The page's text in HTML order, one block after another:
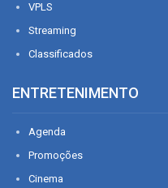
VPLS
Streaming
Classificados
ENTRETENIMENTO
Agenda
Promoções
Cinema